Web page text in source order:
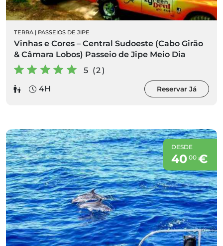
TERRA | PASSEIOS DE JIPE
Vinhas e Cores – Central Sudoeste (Cabo Girão
& Câmara Lobos) Passeio de Jipe Meio Dia
5 (2)
4H
Reservar Já
DESDE
40 00€